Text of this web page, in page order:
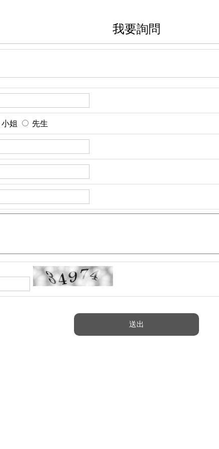
我要詢問
小姐 先生